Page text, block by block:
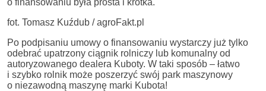
o finansowaniu była prosta i krótka.
fot. Tomasz Kuźdub / agroFakt.pl
Po podpisaniu umowy o finansowaniu wystarczy już tylko
odebrać upatrzony ciągnik rolniczy lub komunalny od
autoryzowanego dealera Kuboty. W taki sposób – łatwo
i szybko rolnik może poszerzyć swój park maszynowy
o niezawodną maszynę marki Kubota!